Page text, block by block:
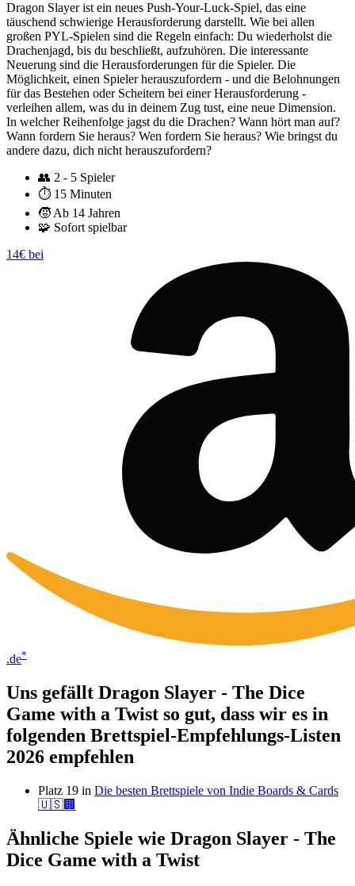
Dragon Slayer ist ein neues Push-Your-Luck-Spiel, das eine
täuschend schwierige Herausforderung darstellt. Wie bei allen
großen PYL-Spielen sind die Regeln einfach: Du wiederholst die
Drachenjagd, bis du beschließt, aufzuhören. Die interessante
Neuerung sind die Herausforderungen für die Spieler. Die
Möglichkeit, einen Spieler herauszufordern - und die Belohnungen
für das Bestehen oder Scheitern bei einer Herausforderung -
verleihen allem, was du in deinem Zug tust, eine neue Dimension.
In welcher Reihenfolge jagst du die Drachen? Wann hört man auf?
Wann fordern Sie heraus? Wen fordern Sie heraus? Wie bringst du
andere dazu, dich nicht herauszufordern?
👥 2 - 5 Spieler
⏱️ 15 Minuten
🧒 Ab 14 Jahren
🧩 Sofort spielbar
14€ bei
.de*
Uns gefällt Dragon Slayer - The Dice
Game with a Twist so gut, dass wir es in
folgenden Brettspiel-Empfehlungs-Listen
2026 empfehlen
Platz 19 in Die besten Brettspiele von Indie Boards & Cards
🇺🇸🏢
Ähnliche Spiele wie Dragon Slayer - The
Dice Game with a Twist